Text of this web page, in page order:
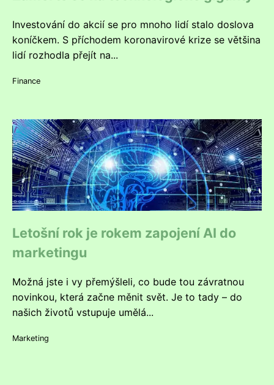
Investování do akcií se pro mnoho lidí stalo doslova
koníčkem. S příchodem koronavirové krize se většina
lidí rozhodla přejít na...
Finance
Letošní rok je rokem zapojení AI do
marketingu
Možná jste i vy přemýšleli, co bude tou závratnou
novinkou, která začne měnit svět. Je to tady – do
našich životů vstupuje umělá...
Marketing